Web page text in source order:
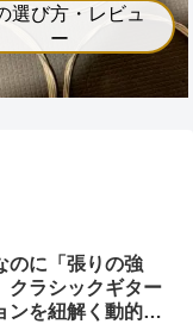
選び方・レビュ
ー
のに「張りの強
クラシックギター
ンを紐解く動的剛